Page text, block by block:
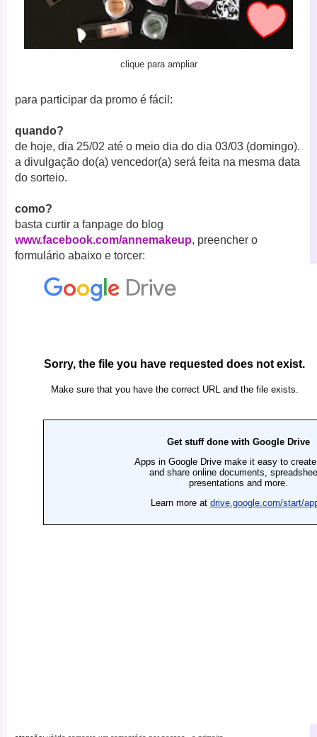
clique para ampliar
para participar da promo é fácil:
quando?
de hoje, dia 25/02 até o meio dia do dia 03/03 (domingo).
a divulgação do(a) vencedor(a) será feita na mesma data
do sorteio.
como?
basta curtir a fanpage do blog
www.facebook.com/annemakeup, preencher o
formulário abaixo e torcer: